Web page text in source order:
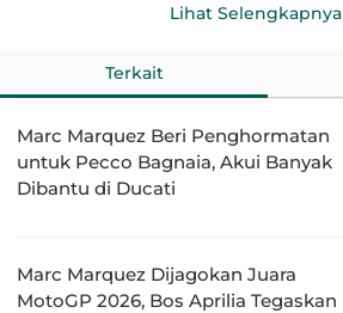
Lihat Selengkapnya
Terkait
Marc Marquez Beri Penghormatan
untuk Pecco Bagnaia, Akui Banyak
Dibantu di Ducati
Marc Marquez Dijagokan Juara
MotoGP 2026, Bos Aprilia Tegaskan